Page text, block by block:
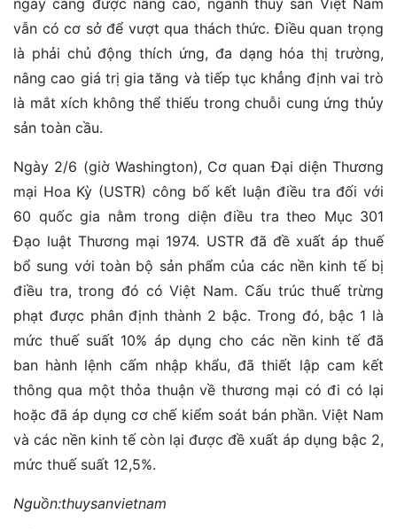
vẫn có cơ sở để vượt qua thách thức. Điều quan trọng
là phải chủ động thích ứng, đa dạng hóa thị trường,
nâng cao giá trị gia tăng và tiếp tục khẳng định vai trò
là mắt xích không thể thiếu trong chuỗi cung ứng thủy
sản toàn cầu.
Ngày 2/6 (giờ Washington), Cơ quan Đại diện Thương
mại Hoa Kỳ (USTR) công bố kết luận điều tra đối với
60 quốc gia nằm trong diện điều tra theo Mục 301
Đạo luật Thương mại 1974. USTR đã đề xuất áp thuế
bổ sung với toàn bộ sản phẩm của các nền kinh tế bị
điều tra, trong đó có Việt Nam. Cấu trúc thuế trừng
phạt được phân định thành 2 bậc. Trong đó, bậc 1 là
mức thuế suất 10% áp dụng cho các nền kinh tế đã
ban hành lệnh cấm nhập khẩu, đã thiết lập cam kết
thông qua một thỏa thuận về thương mại có đi có lại
hoặc đã áp dụng cơ chế kiểm soát bán phần. Việt Nam
và các nền kinh tế còn lại được đề xuất áp dụng bậc 2,
mức thuế suất 12,5%.
Nguồn:thuysanvietnam